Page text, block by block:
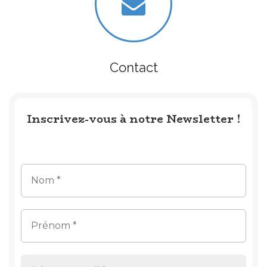
Contact
Inscrivez-vous à notre Newsletter !